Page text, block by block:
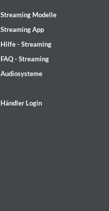
Streaming Modelle
Streaming App
Hilfe - Streaming
FAQ - Streaming
Audiosysteme
Händler Login